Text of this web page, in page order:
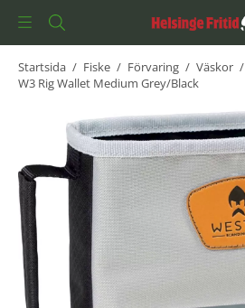
Startsida / Fiske / Förvaring / Väskor /
W3 Rig Wallet Medium Grey/Black